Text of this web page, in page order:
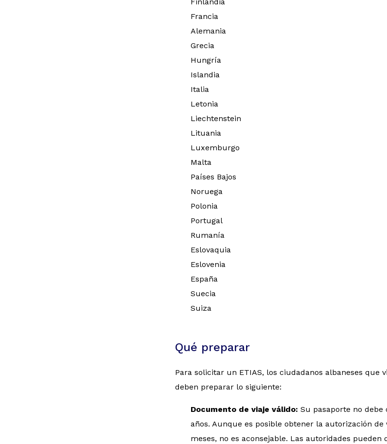
Francia
Alemania
Grecia
Hungría
Islandia
Italia
Letonia
Liechtenstein
Lituania
Luxemburgo
Malta
Países Bajos
Noruega
Polonia
Portugal
Rumanía
Eslovaquia
Eslovenia
España
Suecia
Suiza
Qué preparar
Para solicitar un ETIAS, los ciudadanos albaneses que
deben preparar lo siguiente:
Documento de viaje válido: Su pasaporte no debe
años. Aunque es posible obtener la autorización
meses, no es aconsejable. Las autoridades